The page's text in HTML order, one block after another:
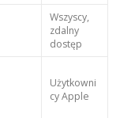
Wszyscy,
zdalny
dostęp
Użytkowni
cy Apple